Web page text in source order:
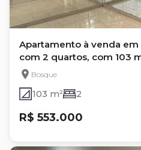
Apartamento à venda em
com 2 quartos, com 103
Bosque
103 m² 2
R$ 553.000